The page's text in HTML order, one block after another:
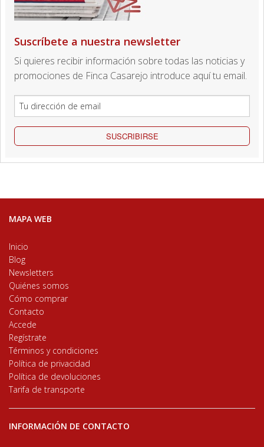
Suscríbete a nuestra newsletter
Si quieres recibir información sobre todas las noticias y
promociones de Finca Casarejo introduce aquí tu email.
SUSCRIBIRSE
MAPA WEB
Inicio
Blog
Newsletters
Quiénes somos
Cómo comprar
Contacto
Accede
Regístrate
Términos y condiciones
Política de privacidad
Política de devoluciones
Tarifa de transporte
INFORMACIÓN DE CONTACTO